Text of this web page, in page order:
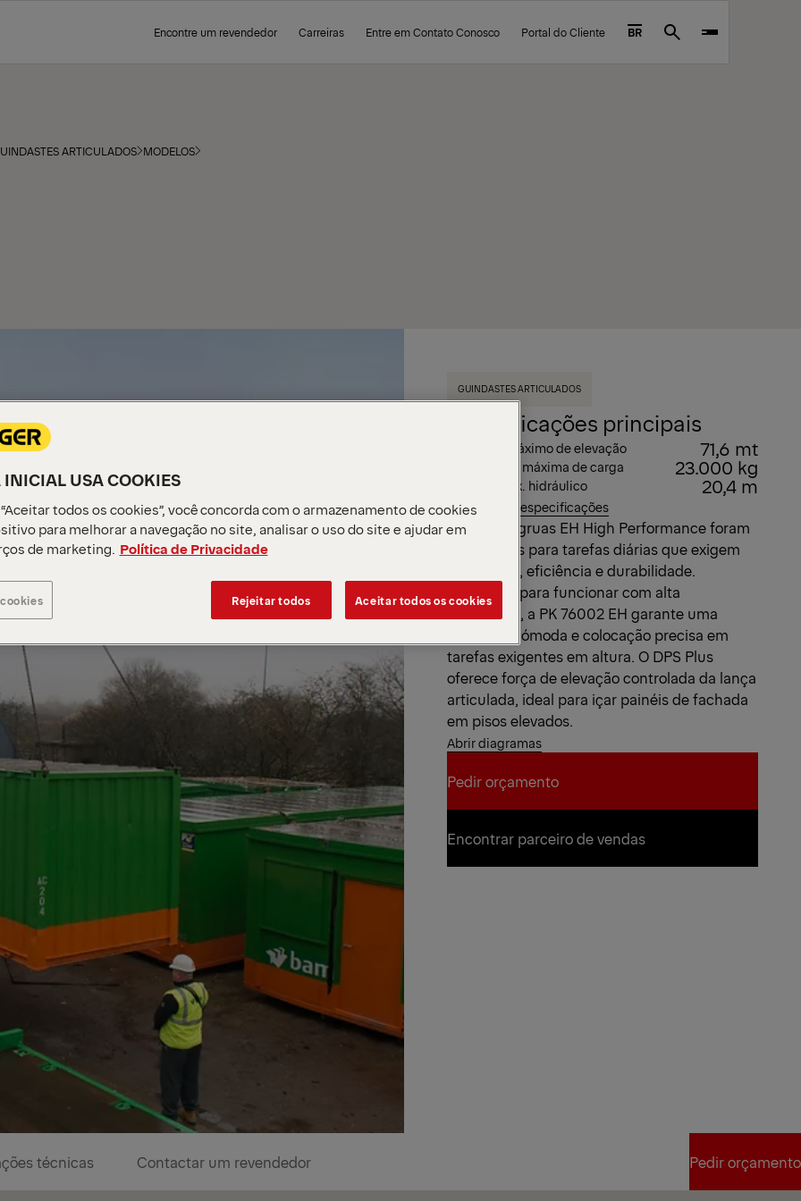
Encontre um revendedor Carreiras Entre em Contato Conosco Portal do Cliente BR Search
ARTICULADOS MODELOS
GUINDASTES ARTICULADOS
Especificações principais
Momento máximo de elevação 71,6 mt
Capacidade máxima de carga 23.000 kg
Alcance máx. hidráulico 20,4 m
Ver todas as especificações
As nossas gruas EH High Performance foram
concebidas para tarefas diárias que exigem
velocidade, eficiência e durabilidade.
Otimizada para funcionar com alta
divulgação, a PK 76002 EH garante uma
operação cómoda e colocação precisa em
tarefas exigentes em altura. O DPS Plus
oferece força de elevação controlada da lança
articulada, ideal para içar painéis de fachada
em pisos elevados.
Abrir diagramas
Pedir orçamento
Pedir orçamento
Encontrar parceiro de vendas
técnicas Contactar um revendedor Pedir orçamento
USA COOKIES
todos os cookies”, você concorda com o armazenamento de cookies
para melhorar a navegação no site, analisar o uso do site e ajudar em
de marketing. Política de Privacidade
Rejeitar todos Aceitar todos os cookies